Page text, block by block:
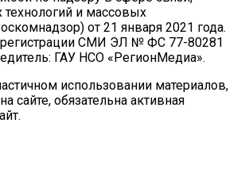
и массовых
от 21 января 2021 года.
регистрации СМИ ЭЛ № ФС 77-80281
ГАУ НСО «РегионМедиа».
использовании материалов,
сайте, обязательна активная